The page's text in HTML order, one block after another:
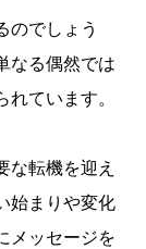
のでしょう
なる偶然では
ています。
な転機を迎え
始まりや変化
メッセージを